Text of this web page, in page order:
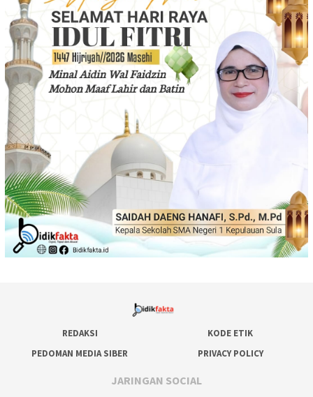
REDAKSI
KODE ETIK
PEDOMAN MEDIA SIBER
PRIVACY POLICY
JARINGAN SOCIAL